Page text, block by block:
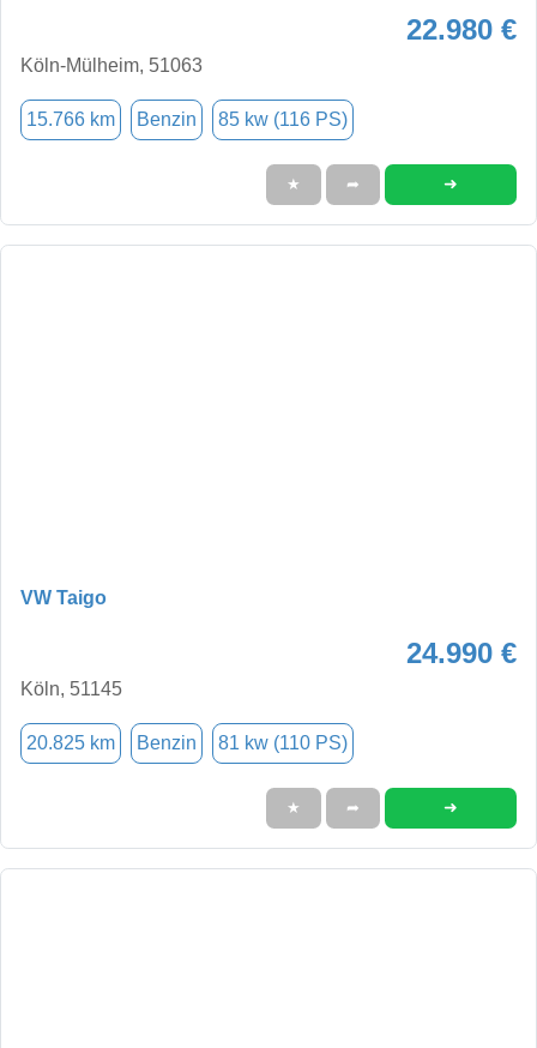
22.980 €
Köln-Mülheim, 51063
15.766 km Benzin 85 kw (116 PS)
★ ➦ ➜
VW Taigo
24.990 €
Köln, 51145
20.825 km Benzin 81 kw (110 PS)
★ ➦ ➜